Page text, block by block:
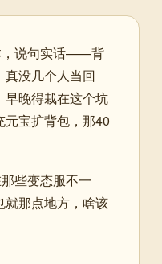
，说句实话——背
没几个人当回
早晚得栽在这个坑
元宝扩背包，那40
些变态服不一
就那点地方，啥该